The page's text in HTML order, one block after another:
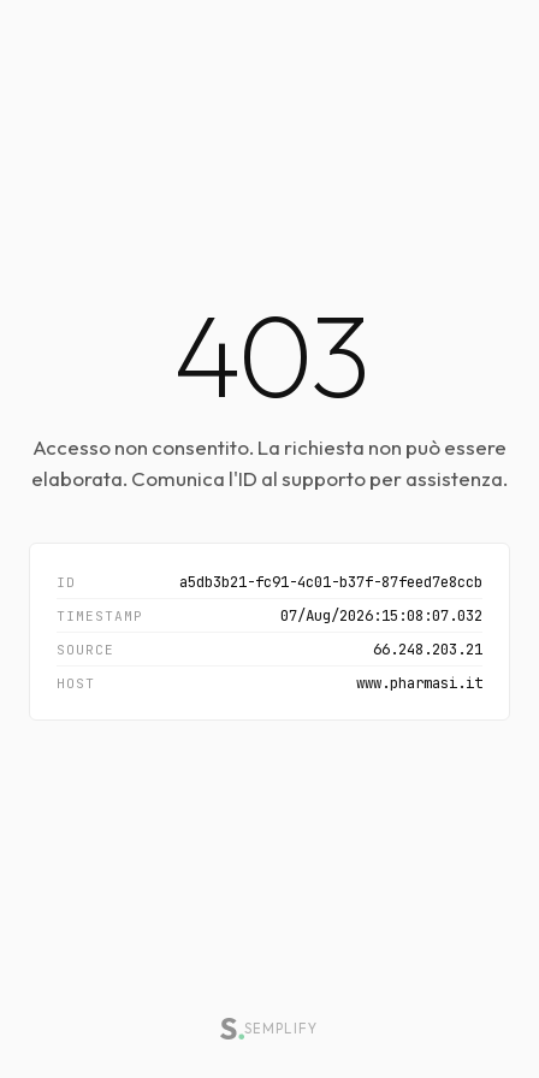
403
Accesso non consentito. La richiesta non può essere
elaborata. Comunica l'ID al supporto per assistenza.
ID a5db3b21-fc91-4c01-b37f-87feed7e8ccb
TIMESTAMP 07/Aug/2026:15:08:07.032
SOURCE 66.248.203.21
HOST www.pharmasi.it
SEMPLIFY